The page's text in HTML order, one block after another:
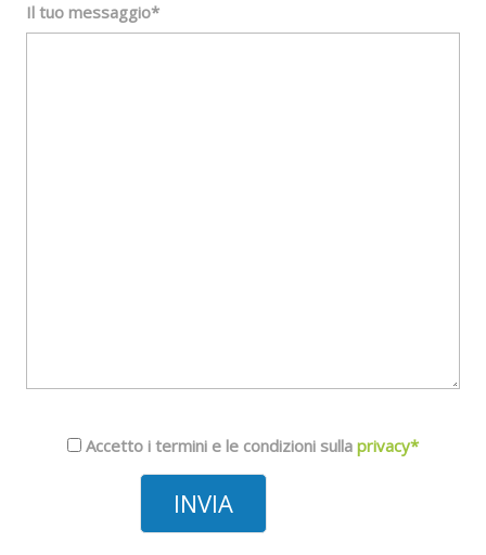
Il tuo messaggio*
Accetto i termini e le condizioni sulla privacy*